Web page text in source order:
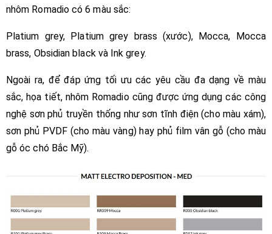
nhôm Romadio có 6 màu sắc:
Platium grey, Platium grey brass (xước), Mocca, Mocca
brass, Obsidian black và Ink grey.
Ngoài ra, để đáp ứng tối ưu các yêu cầu đa dạng về màu
sắc, họa tiết, nhôm Romadio cũng được ứng dụng các công
nghệ sơn phủ truyền thống như sơn tĩnh điện (cho màu xám),
sơn phủ PVDF (cho màu vàng) hay phủ film vân gỗ (cho màu
gỗ óc chó Bắc Mỹ).